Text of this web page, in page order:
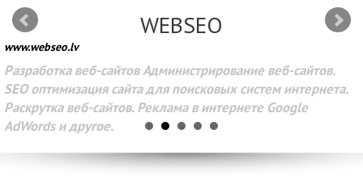
WEBSEO
www.webseo.lv
Разработка веб-сайтов Администрирование веб-сайтов.
SEO оптимизация сайта для поисковых систем интернета.
Раскрутка веб-сайтов. Реклама в интернете Google
AdWords и другое.